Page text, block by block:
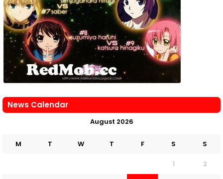
News Calendar
August 2026
M T W T F S S
1 2